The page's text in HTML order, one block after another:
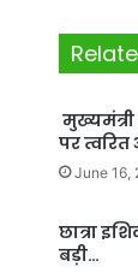
मुख्यमंत्री
पर
June 16,
छात्रा
बड़ी…